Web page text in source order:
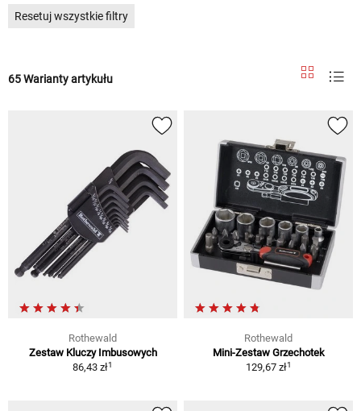
Resetuj wszystkie filtry
65 Warianty artykułu
Rothewald
Zestaw Kluczy Imbusowych
86,43 zł1
Rothewald
Mini-Zestaw Grzechotek
129,67 zł1